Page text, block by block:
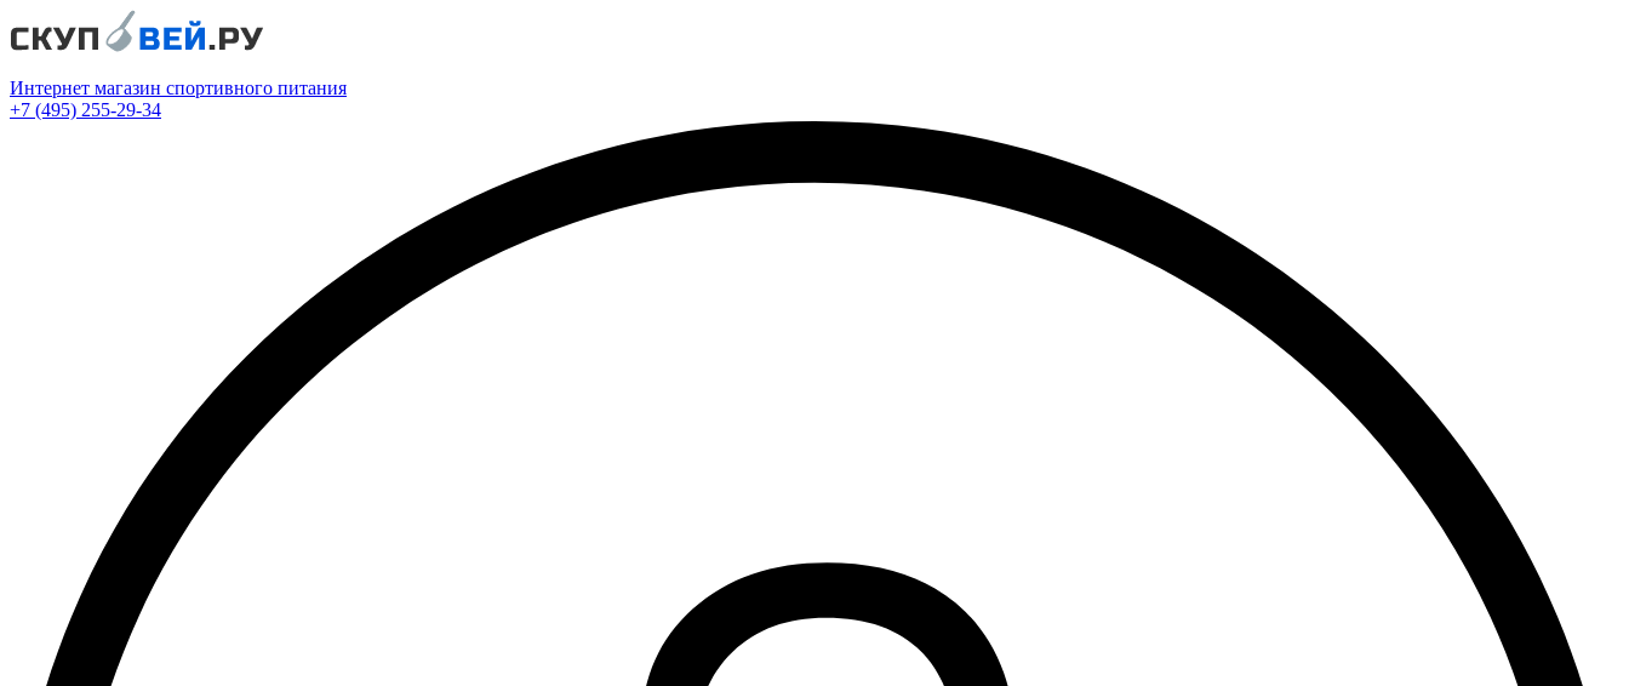
Интернет магазин спортивного питания
+7 (495) 255-29-34